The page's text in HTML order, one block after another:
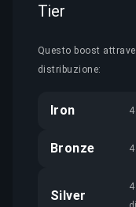
Tier
Questo boost
distribuzione:
Iron
Bronze
Silver
4